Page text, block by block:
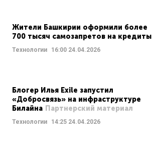
Жители Башкирии оформили более
700 тысяч самозапретов на кредиты
Технологии 16:00 24.04.2026
Блогер Илья Exile запустил
«Добросвязь» на инфраструктуре
Билайна Партнерский материал
Технологии 14:25 24.04.2026